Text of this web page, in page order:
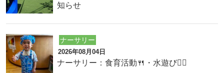
知らせ
ナーサリー
2026年08月04日
ナーサリー：食育活動🍴・水遊び🏊‍♂️